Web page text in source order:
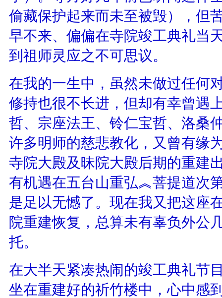
偷藏保护起来而未至被毁），但
早不来、偏偏在寺院竣工典礼当
到祖师灵应之不可思议。
在我的一生中，虽然未做过任何
修持也很不长进，但却有幸曾遇
哲、宗座法王、铃仁宝哲、洛桑
许多明师的慈悲教化，又曾有缘
寺院大殿及昧院大殿后期的重建
有机遇在五台山重弘︽菩提道次
是足以无憾了。现在我又把这座
院重建恢复，总算未有辜负外公
托。
在大半天紧凑热闹的竣工典礼节
坐在重建好的祈竹楼中，心中感